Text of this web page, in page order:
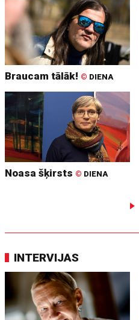
Braucam tālāk! © DIENA
Noasa šķirsts © DIENA
INTERVIJAS